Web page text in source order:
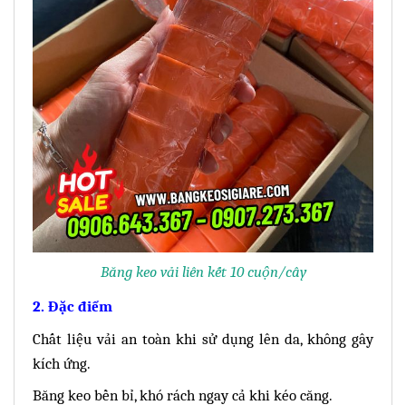
Băng keo vải liên kết 10 cuộn/cây
2. Đặc điểm
Chất liệu vải an toàn khi sử dụng lên da, không gây
kích ứng.
Băng keo bền bỉ, khó rách ngay cả khi kéo căng.